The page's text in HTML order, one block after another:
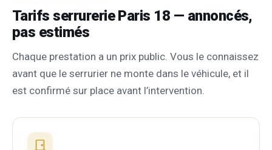
Tarifs serrurerie Paris 18 — annoncés,
pas estimés
Chaque prestation a un prix public. Vous le connaissez
avant que le serrurier ne monte dans le véhicule, et il
est confirmé sur place avant l’intervention.